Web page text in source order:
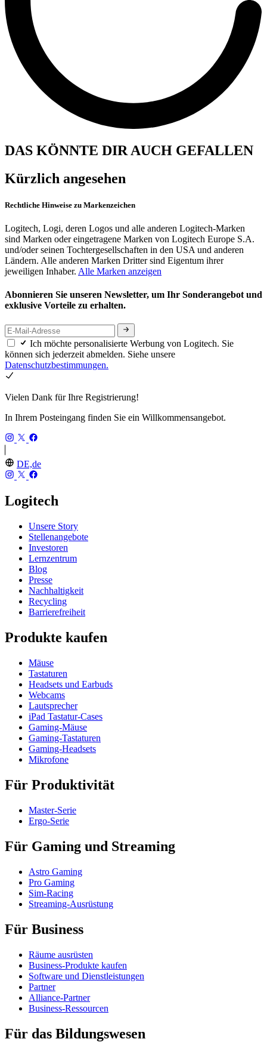
DAS KÖNNTE DIR AUCH GEFALLEN
Kürzlich angesehen
Rechtliche Hinweise zu Markenzeichen
Logitech, Logi, deren Logos und alle anderen Logitech-Marken
sind Marken oder eingetragene Marken von Logitech Europe S.A.
und/oder seinen Tochtergesellschaften in den USA und anderen
Ländern. Alle anderen Marken Dritter sind Eigentum ihrer
jeweiligen Inhaber. Alle Marken anzeigen
Abonnieren Sie unseren Newsletter, um Ihr Sonderangebot und
exklusive Vorteile zu erhalten.
Ich möchte personalisierte Werbung von Logitech. Sie
können sich jederzeit abmelden. Siehe unsere
Datenschutzbestimmungen.
Vielen Dank für Ihre Registrierung!
In Ihrem Posteingang finden Sie ein Willkommensangebot.
DE,de
Logitech
Unsere Story
Stellenangebote
Investoren
Lernzentrum
Blog
Presse
Nachhaltigkeit
Recycling
Barrierefreiheit
Produkte kaufen
Mäuse
Tastaturen
Headsets und Earbuds
Webcams
Lautsprecher
iPad Tastatur-Cases
Gaming-Mäuse
Gaming-Tastaturen
Gaming-Headsets
Mikrofone
Für Produktivität
Master-Serie
Ergo-Serie
Für Gaming und Streaming
Astro Gaming
Pro Gaming
Sim-Racing
Streaming-Ausrüstung
Für Business
Räume ausrüsten
Business-Produkte kaufen
Software und Dienstleistungen
Partner
Alliance-Partner
Business-Ressourcen
Für das Bildungswesen